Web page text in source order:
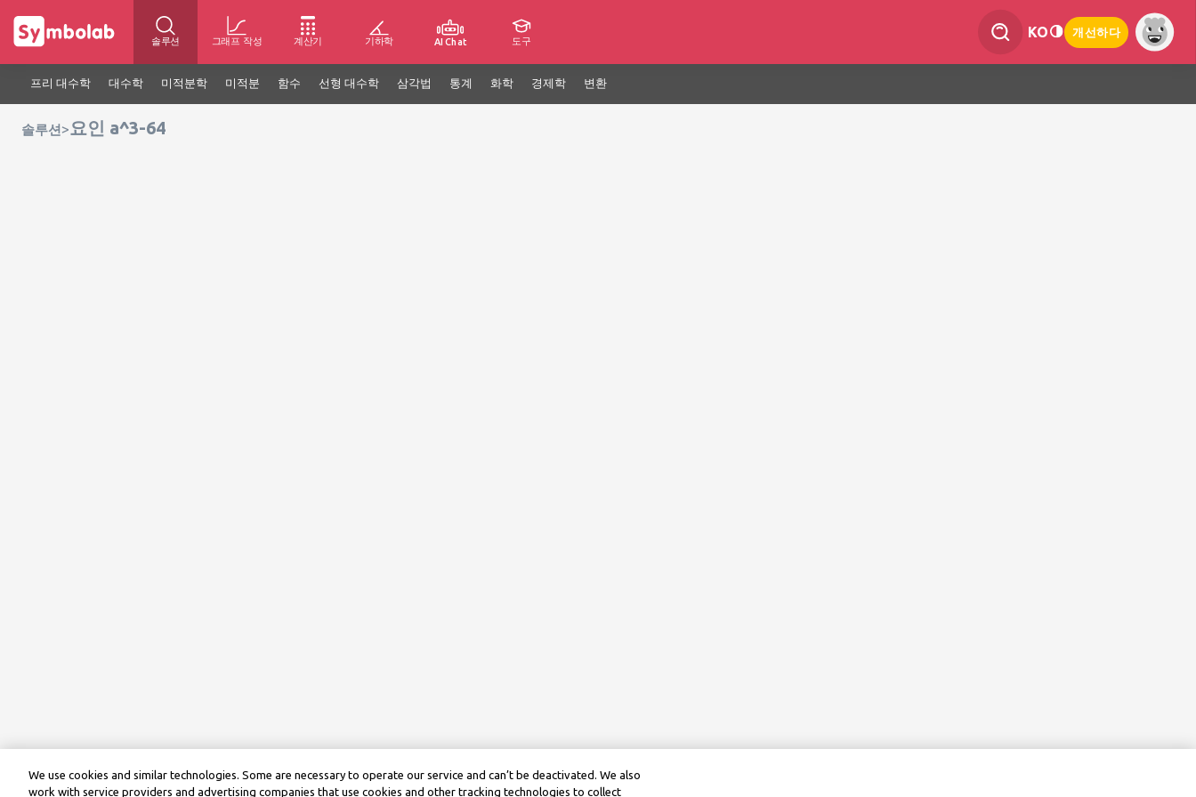
솔루션 그래프 작성 계산기 기하학 AI Chat 도구
KO 개선하다
프리 대수학 대수학 미적분학 미적분 함수 선형 대수학 삼각법 통계 화학 경제학 변환
솔루션 > 요인 a^3-64
We use cookies and similar technologies. Some are necessary to operate our service and can’t be deactivated. We also
work with service providers and advertising companies that use cookies and other tracking technologies to collect